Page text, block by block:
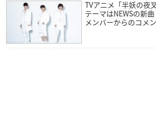
夜叉姫からの挑戦状！
TVアニメ「半妖の夜
テーマはNEWSの新
メンバーからのコメ